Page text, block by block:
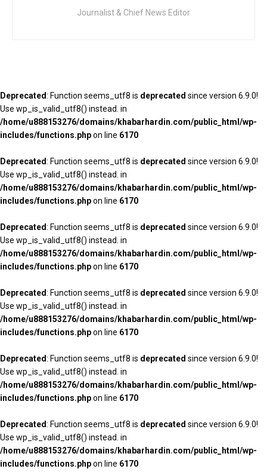
Journalist & Chief News Editor
Deprecated: Function seems_utf8 is deprecated since version 6.9.0!
Use wp_is_valid_utf8() instead. in
/home/u888153276/domains/khabarhardin.com/public_html/wp-
includes/functions.phpon line 6170
Deprecated: Function seems_utf8 is deprecated since version 6.9.0!
Use wp_is_valid_utf8() instead. in
/home/u888153276/domains/khabarhardin.com/public_html/wp-
includes/functions.phpon line 6170
Deprecated: Function seems_utf8 is deprecated since version 6.9.0!
Use wp_is_valid_utf8() instead. in
/home/u888153276/domains/khabarhardin.com/public_html/wp-
includes/functions.phpon line 6170
Deprecated: Function seems_utf8 is deprecated since version 6.9.0!
Use wp_is_valid_utf8() instead. in
/home/u888153276/domains/khabarhardin.com/public_html/wp-
includes/functions.phpon line 6170
Deprecated: Function seems_utf8 is deprecated since version 6.9.0!
Use wp_is_valid_utf8() instead. in
/home/u888153276/domains/khabarhardin.com/public_html/wp-
includes/functions.phpon line 6170
Deprecated: Function seems_utf8 is deprecated since version 6.9.0!
Use wp_is_valid_utf8() instead. in
/home/u888153276/domains/khabarhardin.com/public_html/wp-
includes/functions.phpon line 6170